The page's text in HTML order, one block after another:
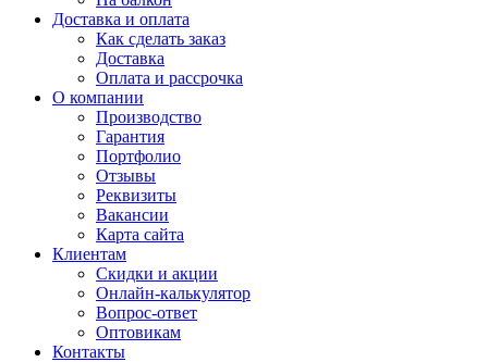
Доставка и оплата
Как сделать заказ
Доставка
Оплата и рассрочка
О компании
Производство
Гарантия
Портфолио
Отзывы
Реквизиты
Вакансии
Карта сайта
Клиентам
Скидки и акции
Онлайн-калькулятор
Вопрос-ответ
Оптовикам
Контакты